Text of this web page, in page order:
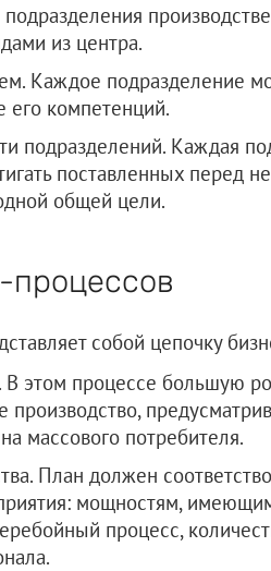
из центра.
Каждое подразделение
его компетенций.
подразделений. Каждая
поставленных перед
общей цели.
процессов
собой цепочку
В этом процессе большую
производство,
массового потребителя.
План должен
мощностям,
процесс,